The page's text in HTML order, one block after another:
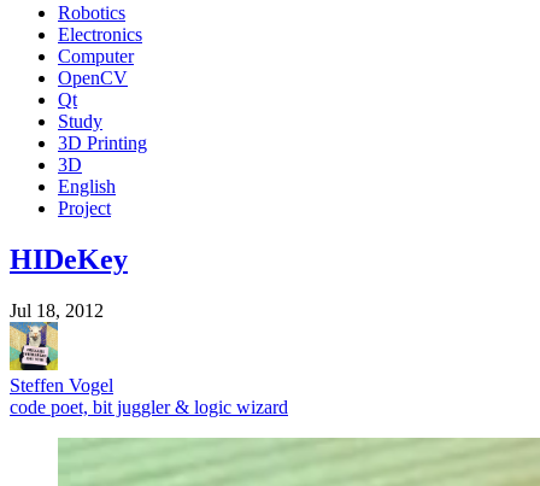
Robotics
Electronics
Computer
OpenCV
Qt
Study
3D Printing
3D
English
Project
HIDeKey
Jul 18, 2012
Steffen Vogel
code poet, bit juggler & logic wizard